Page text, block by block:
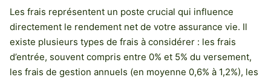
Les frais représentent un poste crucial qui influence
directement le rendement net de votre assurance vie. Il
existe plusieurs types de frais à considérer : les frais
d’entrée, souvent compris entre 0% et 5% du versement,
les frais de gestion annuels (en moyenne 0,6% à 1,2%), les